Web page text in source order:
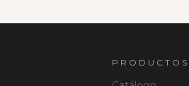
PRODUCTOS